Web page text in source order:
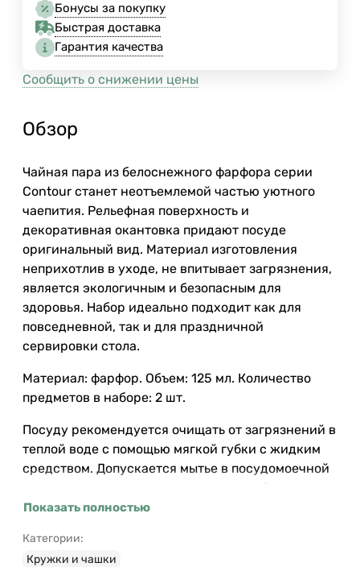
Бонусы за покупку
Быстрая доставка
Гарантия качества
Сообщить о снижении цены
Обзор
Чайная пара из белоснежного фарфора серии
Contour станет неотъемлемой частью уютного
чаепития. Рельефная поверхность и
декоративная окантовка придают посуде
оригинальный вид. Материал изготовления
неприхотлив в уходе, не впитывает загрязнения,
является экологичным и безопасным для
здоровья. Набор идеально подходит как для
повседневной, так и для праздничной
сервировки стола.
Материал: фарфор. Объем: 125 мл. Количество
предметов в наборе: 2 шт.
Посуду рекомендуется очищать от загрязнений в
теплой воде с помощью мягкой губки с жидким
средством. Допускается мытье в посудомоечной
микроволновой печи и духовке при температуре
Показать полностью
Категории:
Кружки и чашки